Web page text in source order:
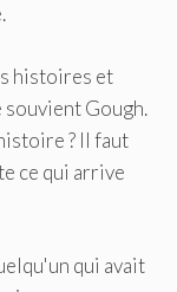
histoires et
souvient Gough.
? Il faut
ce qui arrive
qui avait